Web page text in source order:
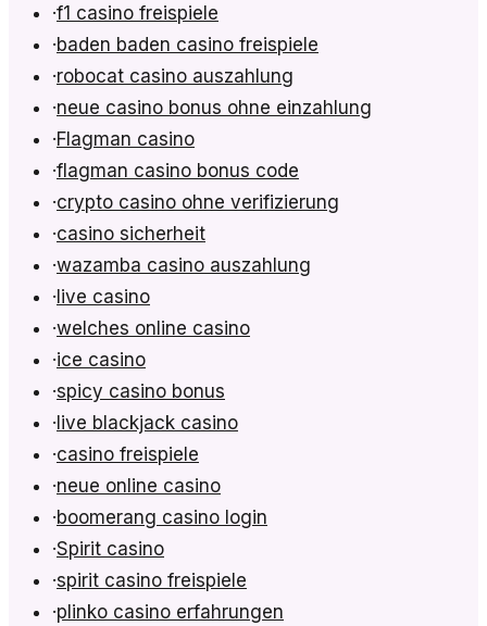
·f1 casino freispiele
·baden baden casino freispiele
·robocat casino auszahlung
·neue casino bonus ohne einzahlung
·Flagman casino
·flagman casino bonus code
·crypto casino ohne verifizierung
·casino sicherheit
·wazamba casino auszahlung
·live casino
·welches online casino
·ice casino
·spicy casino bonus
·live blackjack casino
·casino freispiele
·neue online casino
·boomerang casino login
·Spirit casino
·spirit casino freispiele
·plinko casino erfahrungen